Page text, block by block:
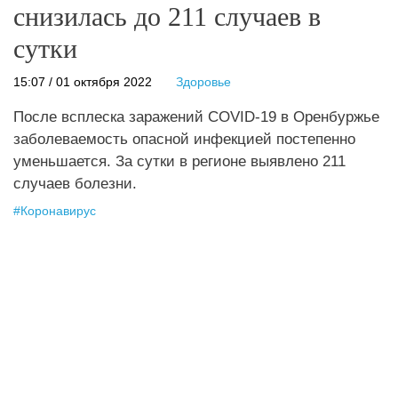
снизилась до 211 случаев в
сутки
15:07 / 01 октября 2022 Здоровье
После всплеска заражений COVID-19 в Оренбуржье
заболеваемость опасной инфекцией постепенно
уменьшается. За сутки в регионе выявлено 211
случаев болезни.
#Коронавирус